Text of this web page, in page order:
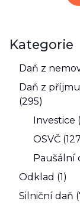
Kategorie
Daň z
Daň z
(295)
Investice
OSVČ
Paušální
Odklad (1)
Silniční daň